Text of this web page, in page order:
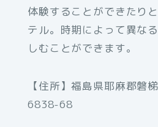
体験することができたり
テル。時期によって異な
しむことができます。
【住所】福島県耶麻郡磐
6838-68